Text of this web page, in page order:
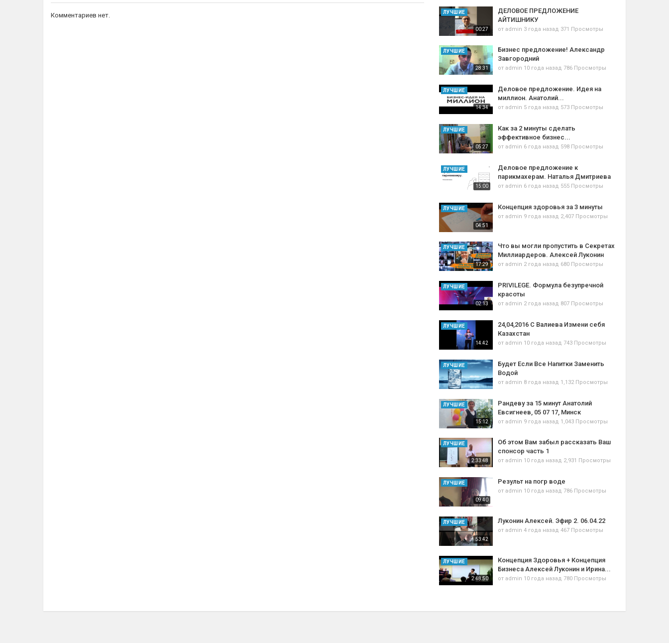
Комментариев нет.
00:27
ЛУЧШИЕ
ДЕЛОВОЕ ПРЕДЛОЖЕНИЕ
АЙТИШНИКУ
от admin 3 года назад 371 Просмотры
28:31
ЛУЧШИЕ
Бизнес предложение! Александр
Завгородний
от admin 10 года назад 786 Просмотры
14:34
ЛУЧШИЕ
Деловое предложение. Идея на
миллион. Анатолий...
от admin 5 года назад 573 Просмотры
05:27
ЛУЧШИЕ
Как за 2 минуты сделать
эффективное бизнес...
от admin 6 года назад 598 Просмотры
15:00
ЛУЧШИЕ
Деловое предложение к
парикмахерам. Наталья Дмитриева
от admin 6 года назад 555 Просмотры
04:51
ЛУЧШИЕ Концепция здоровья за 3 минуты
от admin 9 года назад 2,407 Просмотры
17:29
ЛУЧШИЕ
Что вы могли пропустить в Секретах
Миллиардеров. Алексей Луконин
от admin 2 года назад 680 Просмотры
02:13
ЛУЧШИЕ
PRIVILEGE. Формула безупречной
красоты
от admin 2 года назад 807 Просмотры
14:42
ЛУЧШИЕ
24,04,2016 С Валиева Измени себя
Казахстан
от admin 10 года назад 743 Просмотры
ЛУЧШИЕ
Будет Если Все Напитки Заменить
Водой
от admin 8 года назад 1,132 Просмотры
15:12
ЛУЧШИЕ
Рандеву за 15 минут Анатолий
Евсигнеев, 05 07 17, Минск
от admin 9 года назад 1,043 Просмотры
2:33:48
ЛУЧШИЕ
Об этом Вам забыл рассказать Ваш
спонсор часть 1
от admin 10 года назад 2,931 Просмотры
09:40
ЛУЧШИЕ Результ на погр воде
от admin 10 года назад 786 Просмотры
53:42
ЛУЧШИЕ Луконин Алексей. Эфир 2. 06.04.22
от admin 4 года назад 467 Просмотры
2:48:50
ЛУЧШИЕ
Концепция Здоровья + Концепция
Бизнеса Алексей Луконин и Ирина...
от admin 10 года назад 780 Просмотры